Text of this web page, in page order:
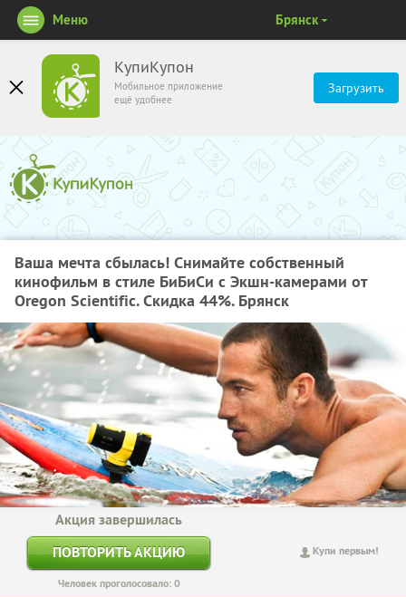
КупиКупон
Мобильное приложение
ещё удобнее
Загрузить
Меню Брянск
Ваша мечта сбылась! Снимайте собственный
кинофильм в стиле БиБиСи с Экшн-камерами от
Oregon Scientific. Скидка 44%. Брянск
Купи первым!
Акция завершилась
ПОВТОРИТЬ АКЦИЮ
Человек проголосовало: 0